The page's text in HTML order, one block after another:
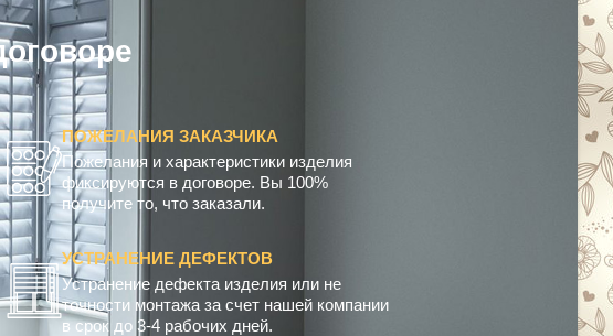
ком
ПОЖЕЛАНИЯ ЗАКАЗЧИКА
Пожелания и характеристики изделия
фиксируются в договоре. Вы 100%
получите то, что заказали.
УСТРАНЕНИЕ ДЕФЕКТОВ
Устранение дефекта изделия или не
точности монтажа за счет нашей компании
в срок до 3-4 рабочих дней.